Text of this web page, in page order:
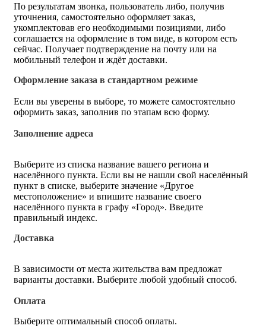
По результатам звонка, пользователь либо, получив
уточнения, самостоятельно оформляет заказ,
укомплектовав его необходимыми позициями, либо
соглашается на оформление в том виде, в котором есть
сейчас. Получает подтверждение на почту или на
мобильный телефон и ждёт доставки.
Оформление заказа в стандартном режиме
Если вы уверены в выборе, то можете самостоятельно
оформить заказ, заполнив по этапам всю форму.
Заполнение адреса
Выберите из списка название вашего региона и
населённого пункта. Если вы не нашли свой населённый
пункт в списке, выберите значение «Другое
местоположение» и впишите название своего
населённого пункта в графу «Город». Введите
правильный индекс.
Доставка
В зависимости от места жительства вам предложат
варианты доставки. Выберите любой удобный способ.
Оплата
Выберите оптимальный способ оплаты.